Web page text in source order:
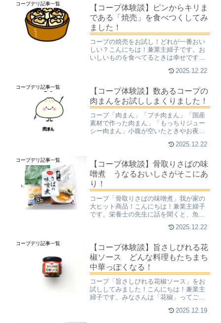
プスの値段が上がり、販売...
コープデリ記事一覧
【コープ体験談】ピンからキリま
である「焼売」を食べつくしてみ
ました！
コープの焼売をお試し！どれが一番おい
しい？こんにちは！兼業主婦子です。お
いしいものを食べてるときは幸せですわ
で、私はより感じるかもしれません。ほ
プラーメンなもんで、...
2025.12.22
コープデリ記事一覧
【コープ体験談】数あるコープの
肉まんをお試ししまくりました！
コープ「肉まん」「プチ肉まん」「国産
素材で作った肉まん」「もっちりジュー
シー肉まん」小腹が空いたときやお夜食
まんといえば冬！」なんてのは昔の話
ど、そのおいしさがみんなに...
2025.12.22
コープデリ記事一覧
【コープ体験談】骨取りさばの味
噌煮 うなるおいしさがそこにあ
り！
コープ「骨取りさばの味噌煮」我が家の
大ヒット商品！こんにちは！兼業主婦子
です。栄養士の先生に話を聞くと、魚嫌
になんと、魚とはすでに３枚おろしにな
ている子も多くいるんだと...
2025.12.22
コープデリ記事一覧
【コープ体験談】旨さしびれる花
椒ソース どんな料理もたちまち
中華っぽくなる！
コープ「旨さしびれる花椒ソース」をお
試ししてみました！こんにちは！兼業主
婦子です。みなさんは「花椒」ってご存
オ）とは】中国原産のミカン科サンショ
2025.12.19